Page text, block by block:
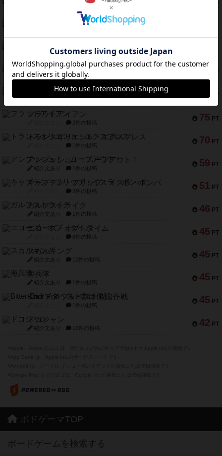
PT
PT
PT
紹介文あり 6件の投稿
PT
ノームズ・アット・ナイト
紹介文なし 1件の投稿
76 PT
マーリン
紹介文あり 6件の投稿
75 PT
フラットアイアン
2件の投稿
70 PT
トランスオリエント・エクスプレス
1件の投稿
59 PT
アンブッシュ！：ムーブアウト！
紹介文あり 1件の投稿
51 PT
キャプテン・フリップ：イスラ・ボンバ
2件の投稿
46 PT
ガルフストライク
紹介文あり 1件の投稿
45 PT
エコーズ・オブ・タイム
8件の投稿
45 PT
スカルキング
紹介文あり 12件の投稿
45 PT
海兵隊
紹介文あり 1件の投稿
45 PT
Bitter End ブタペスト救出作戦
1件の投稿
42 PT
ドコジャン
紹介文あり 10件の投稿
ボドゲーマTOP
ボードゲームを検索する